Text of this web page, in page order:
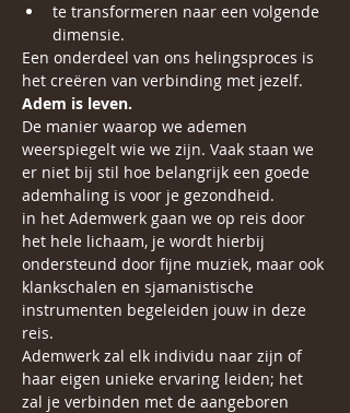
te transformeren naar een volgende
dimensie.
Een onderdeel van ons helingsproces is
het creëren van verbinding met jezelf.
Adem is leven.
De manier waarop we ademen
weerspiegelt wie we zijn. Vaak staan we
er niet bij stil hoe belangrijk een goede
ademhaling is voor je gezondheid.
in het Ademwerk gaan we op reis door
het hele lichaam, je wordt hierbij
ondersteund door fijne muziek, maar ook
klankschalen en sjamanistische
instrumenten begeleiden jouw in deze
reis.
Ademwerk zal elk individu naar zijn of
haar eigen unieke ervaring leiden; het
zal je verbinden met de aangeboren